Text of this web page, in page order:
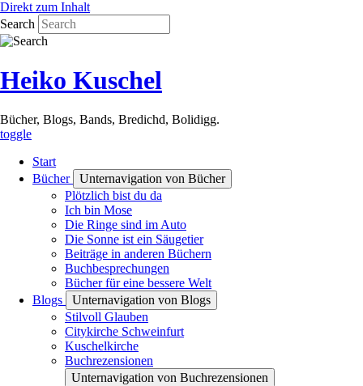
Direkt zum Inhalt
Search
Heiko Kuschel
Bücher, Blogs, Bands, Bredichd, Bolidigg.
toggle
Start
Bücher
Unternavigation von Bücher
Plötzlich bist du da
Ich bin Mose
Die Ringe sind im Auto
Die Sonne ist ein Säugetier
Beiträge in anderen Büchern
Buchbesprechungen
Bücher für eine bessere Welt
Blogs
Unternavigation von Blogs
Stilvoll Glauben
Citykirche Schweinfurt
Kuschelkirche
Buchrezensionen
Unternavigation von Buchrezensionen